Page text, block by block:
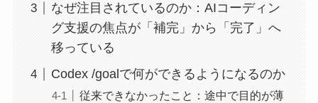
なぜ注目されているのか：AIコーディン
グ支援の焦点が「補完」から「完了」へ
移っている
Codex /goalで何ができるようになるのか
従来できなかったこと：途中で目的が薄